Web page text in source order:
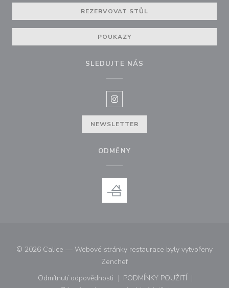
REZERVOVAT STŮL
POUKAZY
SLEDUJTE NÁS
Instagram ((otevře se v novém
NEWSLETTER
ODMĚNY
© 2026 Calice — Webové stránky restaurace byly vytvořeny
Zenchef((otevře se v novém okně))
Odmítnutí odpovědnosti
((otevře se v novém okně))
PODMÍNKY POUŽITÍ
((otevře se v novém